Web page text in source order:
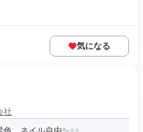
気になる
社